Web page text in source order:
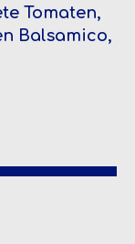
Tomaten,
Balsamico,